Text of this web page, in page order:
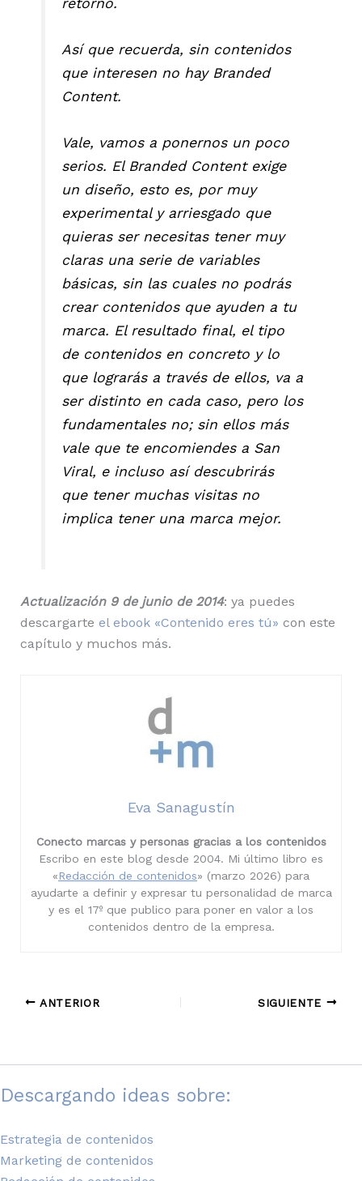
Así que recuerda, sin contenidos
que interesen no hay Branded
Content.
Vale, vamos a ponernos un poco
serios. El Branded Content exige
un diseño, esto es, por muy
experimental y arriesgado que
quieras ser necesitas tener muy
claras una serie de variables
básicas, sin las cuales no podrás
crear contenidos que ayuden a tu
marca. El resultado final, el tipo
de contenidos en concreto y lo
que lograrás a través de ellos, va a
ser distinto en cada caso, pero los
fundamentales no; sin ellos más
vale que te encomiendes a San
Viral, e incluso así descubrirás
que tener muchas visitas no
implica tener una marca mejor.
Actualización 9 de junio de 2014: ya puedes
descargarte el ebook «Contenido eres tú» con este
capítulo y muchos más.
Eva Sanagustín
Conecto marcas y personas gracias a los contenidos
Escribo en este blog desde 2004. Mi último libro es
«Redacción de contenidos» (marzo 2026) para
ayudarte a definir y expresar tu personalidad de marca
y es el 17º que publico para poner en valor a los
contenidos dentro de la empresa.
ANTERIOR SIGUIENTE
Descargando ideas sobre:
Estrategia de contenidos
Marketing de contenidos